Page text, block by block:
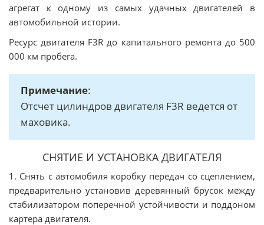
агрегат к одному из самых удачных двигателей в
автомобильной истории.
Ресурс двигателя F3R до капитального ремонта до 500
000 км пробега.
Примечание:
Отсчет цилиндров двигателя F3R ведется от
маховика.
СНЯТИЕ И УСТАНОВКА ДВИГАТЕЛЯ
1. Снять с автомобиля коробку передач со сцеплением,
предварительно установив деревянный брусок между
стабилизатором поперечной устойчивости и поддоном
картера двигателя.